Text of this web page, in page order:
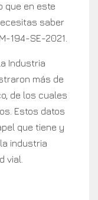
que en este
saber
194-SE-2021.
Industria
más de
de los cuales
Estos datos
que tiene y
industria
vial.